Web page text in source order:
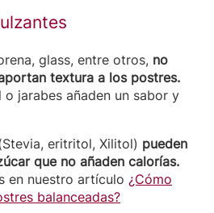
glass, entre otros, no
textura a los postres.
jarabes añaden un sabor y
eritritol, Xilitol) pueden
que no añaden calorías.
en nuestro artículo ¿Cómo
balanceadas?